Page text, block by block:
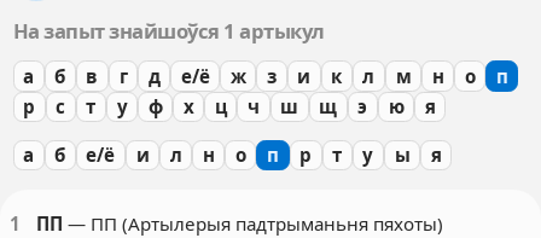
На запыт знайшоўся 1 артыкул
а б в г д е/ё ж з и к л м н о
п
р
с т у ф х ц ч ш щ э ю я
а б е/ё и л н о п р т у ы я
1 ПП — ПП (Артылерыя падтрыманьня пяхоты)